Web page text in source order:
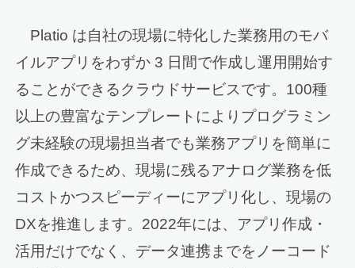
Platio は自社の現場に特化した業務用のモバ
イルアプリをわずか 3 日間で作成し運用開始す
ることができるクラウドサービスです。100種
以上の豊富なテンプレートによりプログラミン
グ未経験の現場担当者でも業務アプリを簡単に
作成できるため、現場に残るアナログ業務を低
コストかつスピーディーにアプリ化し、現場の
DXを推進します。2022年には、アプリ作成・
活用だけでなく、データ連携までをノーコード